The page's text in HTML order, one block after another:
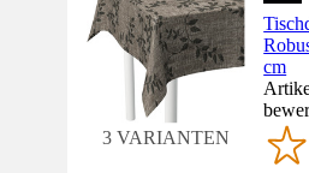
3 VARIANTEN
cm